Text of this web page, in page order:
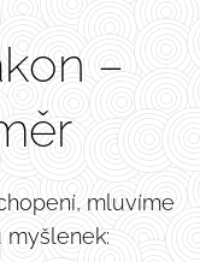
–
mluvíme
myšlenek: